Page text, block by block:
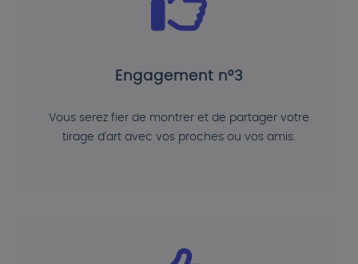
Engagement n°3
Vous serez fier de montrer et de partager votre
tirage d'art avec vos proches ou vos amis.